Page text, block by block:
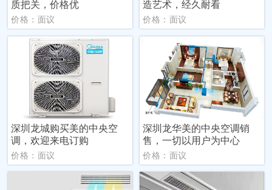
质把关，价格优
价格：面议
造艺术，经久耐看
价格：面议
深圳龙城购买美的中央空
调，欢迎来电订购
价格：面议
深圳龙华美的中央空调销
售，一切以用户为中心
价格：面议